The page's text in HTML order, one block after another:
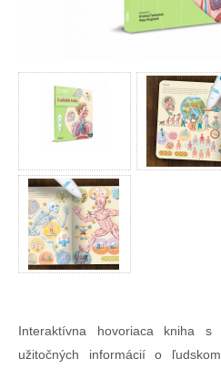
Interaktívna hovoriaca kniha s
užitočných informácií o